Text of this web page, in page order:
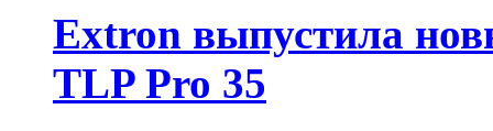
Extron выпустила
TLP Pro 35